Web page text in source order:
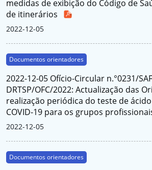
medidas de exibição do Código de
de itinerários
2022-12-05
Documentos orientadores
2022-12-05 Ofício-Circular n.°0231/
DRTSP/OFC/2022: Actualização das
realização periódica do teste de
COVID-19 para os grupos
2022-12-05
Documentos orientadores